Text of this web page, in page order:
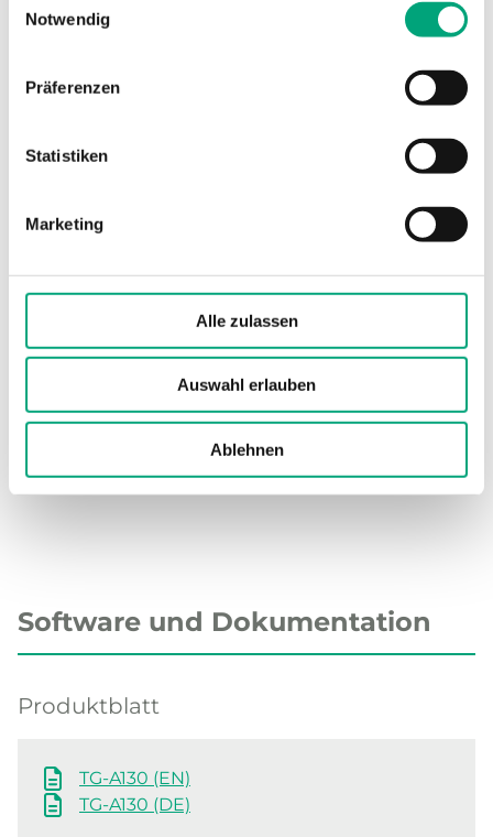
Notwendig
Präferenzen
Statistiken
Marketing
Alle zulassen
Auswahl erlauben
Ablehnen
Verwendung mit der TTC-Serie
Schutzart
Abmessungen,
Zeitkonstante 13 s
Kupferrohr
Software und Dokumentation
Produktblatt
TG-A130 (EN)
TG-A130 (DE)